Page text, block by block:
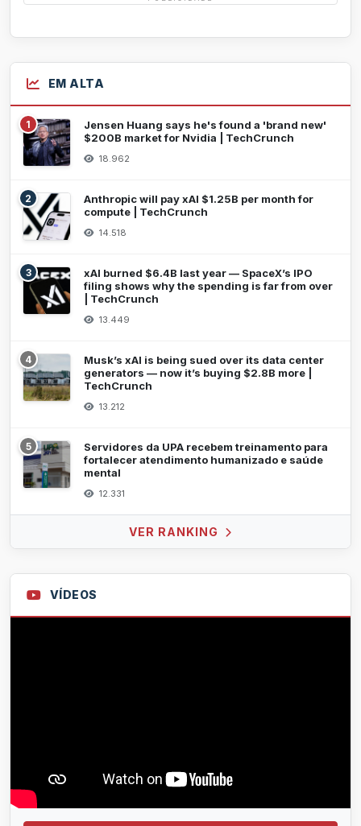
EM ALTA
1
Jensen Huang says he's found a 'brand new'
$200B market for Nvidia | TechCrunch
18.962
2
Anthropic will pay xAI $1.25B per month for
compute | TechCrunch
14.518
3
xAI burned $6.4B last year — SpaceX’s IPO
filing shows why the spending is far from over
| TechCrunch
13.449
4
Musk’s xAI is being sued over its data center
generators — now it’s buying $2.8B more |
TechCrunch
13.212
5
Servidores da UPA recebem treinamento para
fortalecer atendimento humanizado e saúde
mental
12.331
VER RANKING
VÍDEOS